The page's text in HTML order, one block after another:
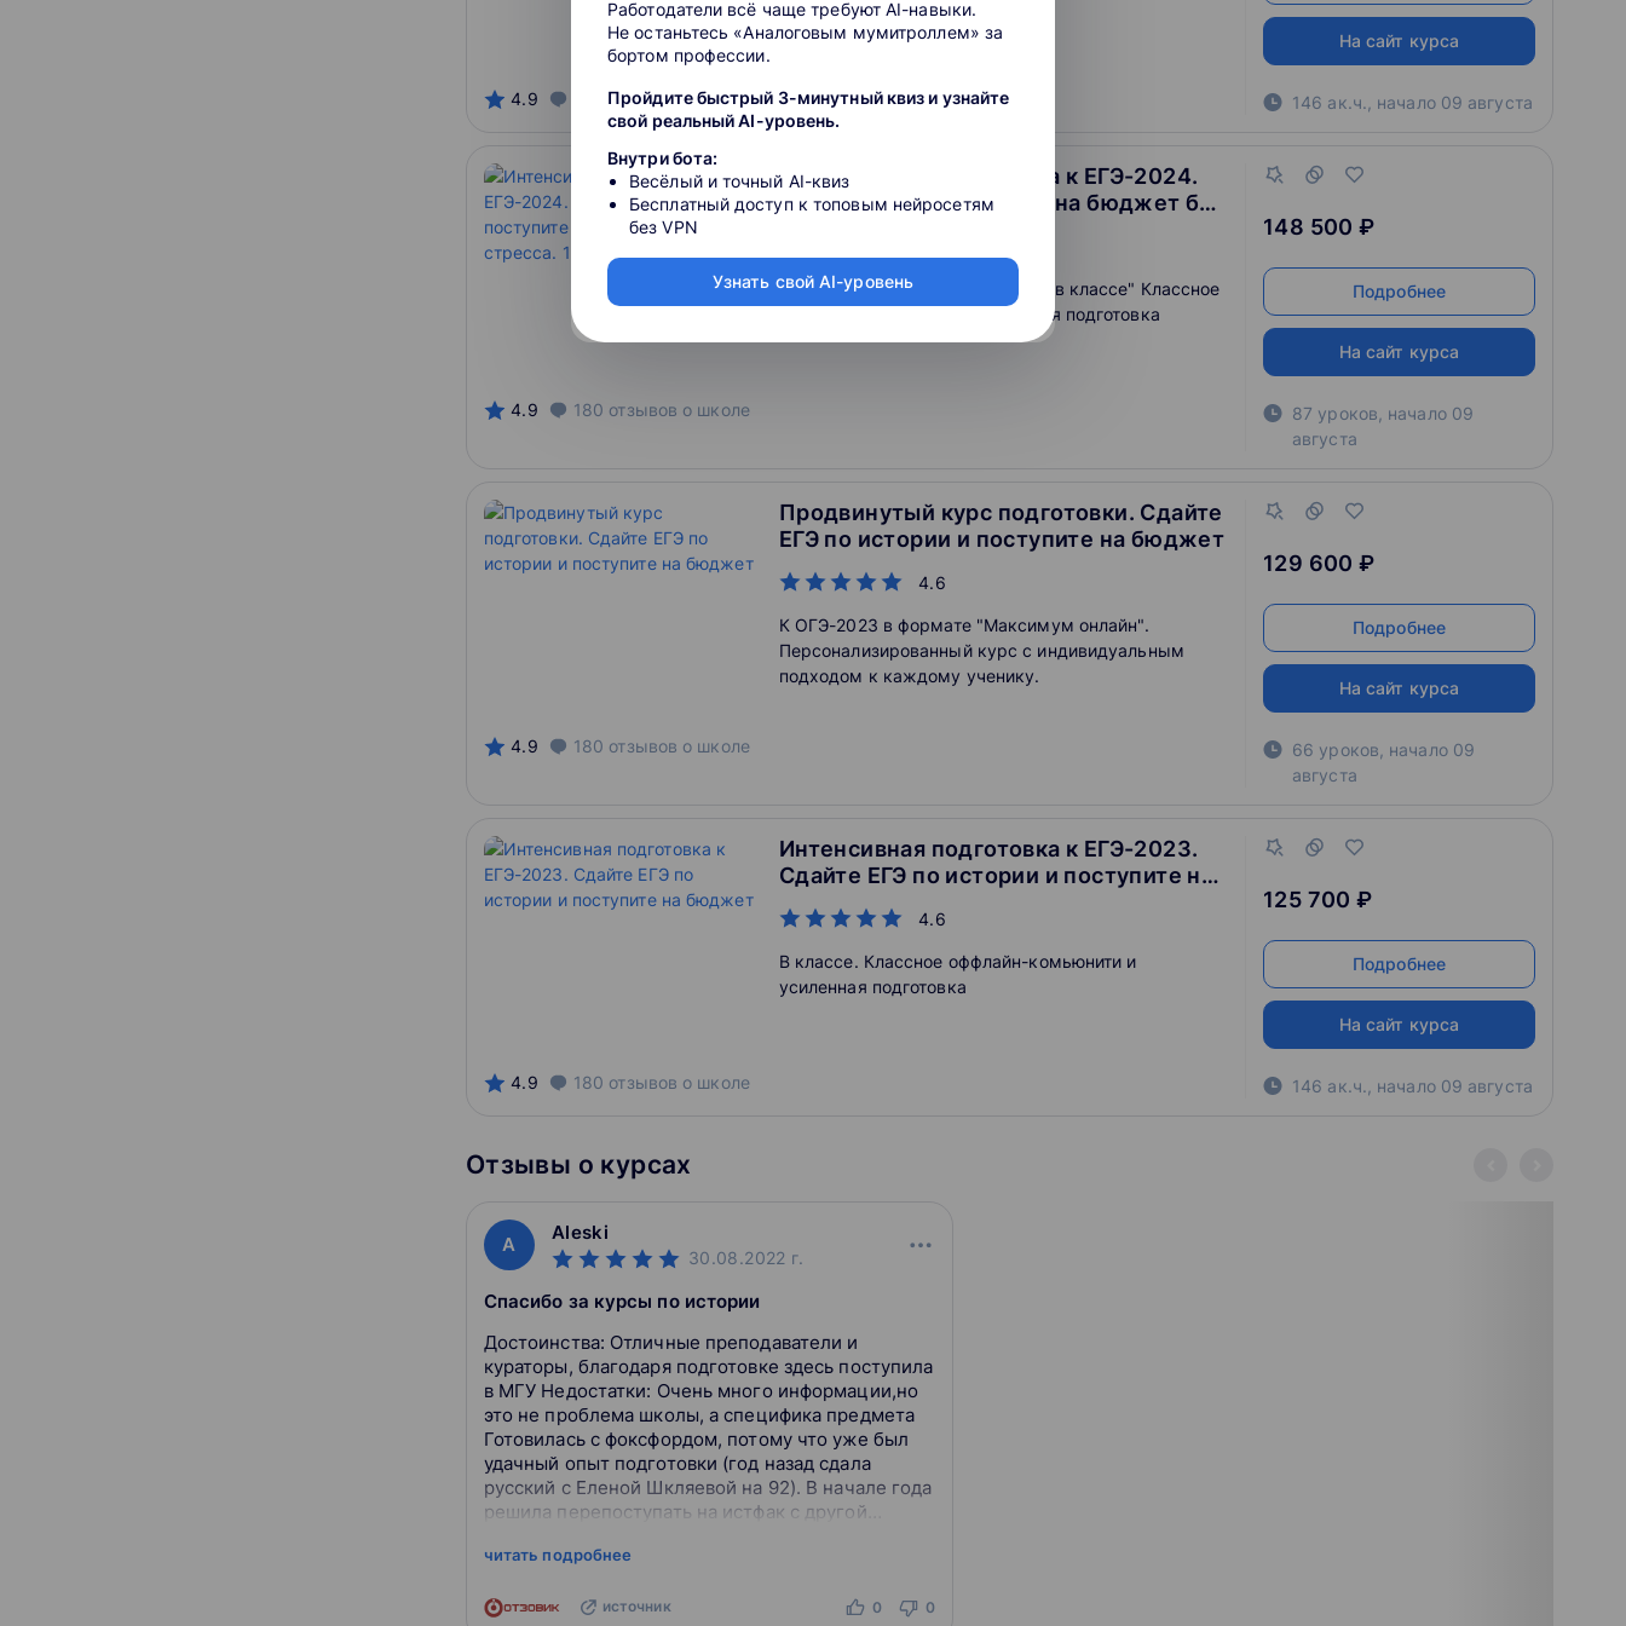
4.9 180отзывово школе
На сайт курса
146 ак.ч. начало 09 августа
4.9 180 отзывов о школе
Интенсивная подготовка к ЕГЭ-2024.
Сдайте ЕГЭ и поступите на бюджет без
в формате "Максимум онлайн + в классе" Классное
оффлайн-комьюнити и усиленная подготовка
148 500 ₽
Подробнее
На сайт курса
87 уроков начало 09
августа
4.9 180 отзывов о школе
Продвинутый курс подготовки. Сдайте
ЕГЭ по истории и поступите на бюджет
4.6
К ОГЭ-2023 в формате "Максимум онлайн".
Персонализированный курс с индивидуальным
подходом к каждому ученику.
129 600 ₽
Подробнее
На сайт курса
66 уроков начало 09
августа
4.9 180 отзывов о школе
Интенсивная подготовка к ЕГЭ-2023.
Сдайте ЕГЭ по истории и поступите на
4.6
В классе. Классное оффлайн-комьюнити и
усиленная подготовка
125 700 ₽
Подробнее
На сайт курса
146 ак.ч. начало 09 августа
Отзывы о курсах
A
Aleski
30.08.2022 г.
Спасибо за курсы по истории
Достоинства: Отличные преподаватели и
кураторы, благодаря подготовке здесь поступила
в МГУ Недостатки: Очень много информации,но
это не проблема школы, а специфика предмета
Готовилась с фоксфордом, потому что уже был
удачный опыт подготовки (год назад сдала
русский с Еленой Шкляевой на 92). В начале года
решила перепоступать на истфак с другой
опы...
читать подробнее
источник 0 0
Работодатели всё чаще требуют AI-навыки.
Не останьтесь «Аналоговым мумитроллем» за
бортом профессии.
Пройдите быстрый 3-минутный квиз и узнайте
свой реальный AI-уровень.
Внутри бота:
Весёлый и точный AI-квиз
Бесплатный доступ к топовым нейросетям
без VPN
Узнать свой AI-уровень